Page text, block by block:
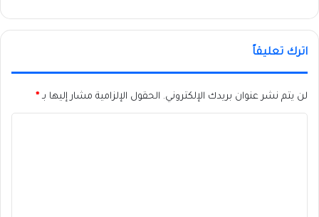
اترك تعليقاً
لن يتم نشر عنوان بريدك الإلكتروني. الحقول الإلزامية مشار إليها بـ*